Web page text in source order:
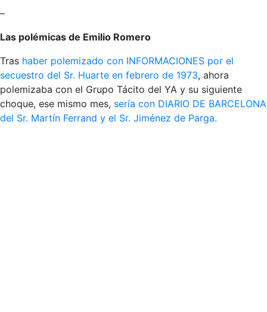
–
Las polémicas de Emilio Romero
Tras haber polemizado con INFORMACIONES por el
secuestro del Sr. Huarte en febrero de 1973, ahora
polemizaba con el Grupo Tácito del YA y su siguiente
choque, ese mismo mes, sería con DIARIO DE BARCELONA
del Sr. Martín Ferrand y el Sr. Jiménez de Parga.